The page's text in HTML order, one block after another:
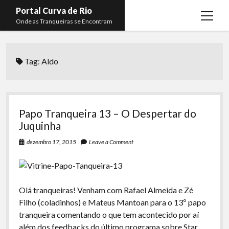
Portal Curva de Rio
Onde as Tranqueiras se Encontram
open
menu
Curva de Rio
Komos
La Siesta Podcast
Arquivo CDR
Papo Tranqueira
Membros
Lucas Oliveira
Kaique Xavier
Tag:Aldo
Papo Tranqueira 13 – O Despertar do
Juquinha
dezembro 17, 2015 Leave a Comment
Olá tranqueiras! Venham com Rafael Almeida e Zé
Filho (coladinhos) e Mateus Mantoan para o 13º papo
tranqueira comentando o que tem acontecido por aí
além dos feedbacks do último programa sobre Star